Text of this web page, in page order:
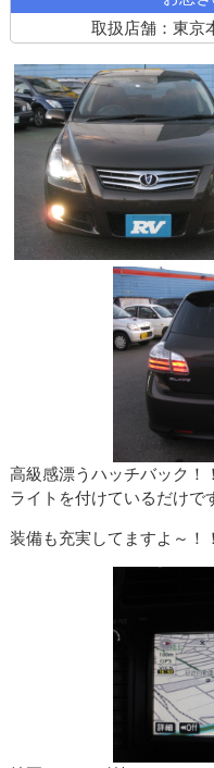
取扱店舗：東京
高級感漂うハッチバック！
ライトを付けているだけで
装備も充実してますよ～！！